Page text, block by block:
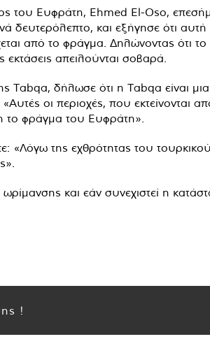
του Ευφράτη, Ehmed El-Oso,
και εξήγησε ότι
από το φράγμα. Δηλώνοντας ότι
απειλούνται σοβαρά.
δήλωσε ότι η Tabqa είναι μια
οι περιοχές, που εκτείνονται
το φράγμα του Ευφράτη».
«Λόγω της εχθρότητας του
ωρίμανσης και εάν συνεχιστεί η
!